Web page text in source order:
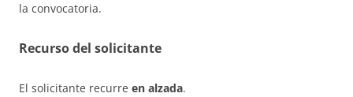
la convocatoria.
Recurso del solicitante
El solicitante recurre en alzada.